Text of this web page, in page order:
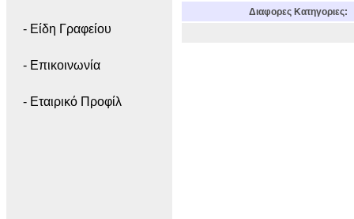
- Είδη Γραφείου
- Επικοινωνία
- Εταιρικό Προφίλ
Διαφορες Κατηγοριες: